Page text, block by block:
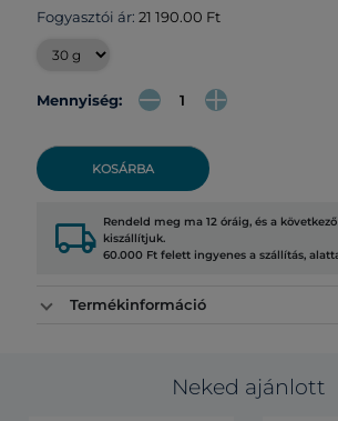
Fogyasztói ár: 21 190.00 Ft
Mennyiség:
KOSÁRBA
local_shipping Rendeld meg ma 12 óráig, és a
kiszállítjuk.
60.000 Ft felett ingyenes a szállítás,
Termékinformáció
Neked ajánlott